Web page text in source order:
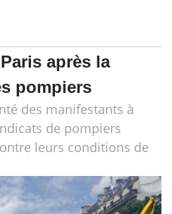
après la
pompiers
des manifestants à
de pompiers
leurs conditions de